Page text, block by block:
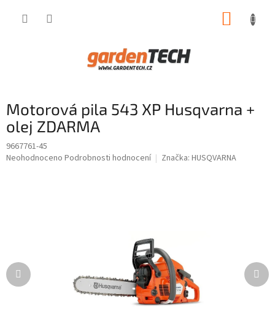
Motorová pila 543 XP Husqvarna +
olej ZDARMA
9667761-45
Průměrné
Neohodnoceno Podrobnosti hodnocení Značka: HUSQVARNA